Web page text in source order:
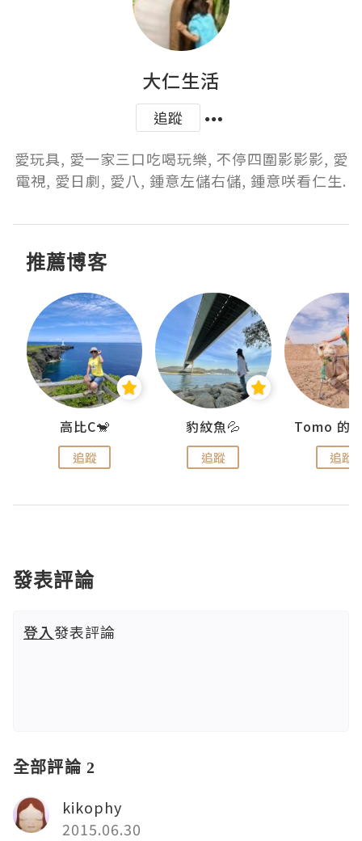
大仁生活
追蹤
愛玩具, 愛一家三口吃喝玩樂, 不停四圍影影影, 愛
電視, 愛日劇, 愛八, 鍾意左儲右儲, 鍾意咲看仁生.
推薦博客
高比C🐒
追蹤
豹紋魚💦
追蹤 追蹤
發表評論
登入發表評論
全部評論 2
kikophy
2015.06.30